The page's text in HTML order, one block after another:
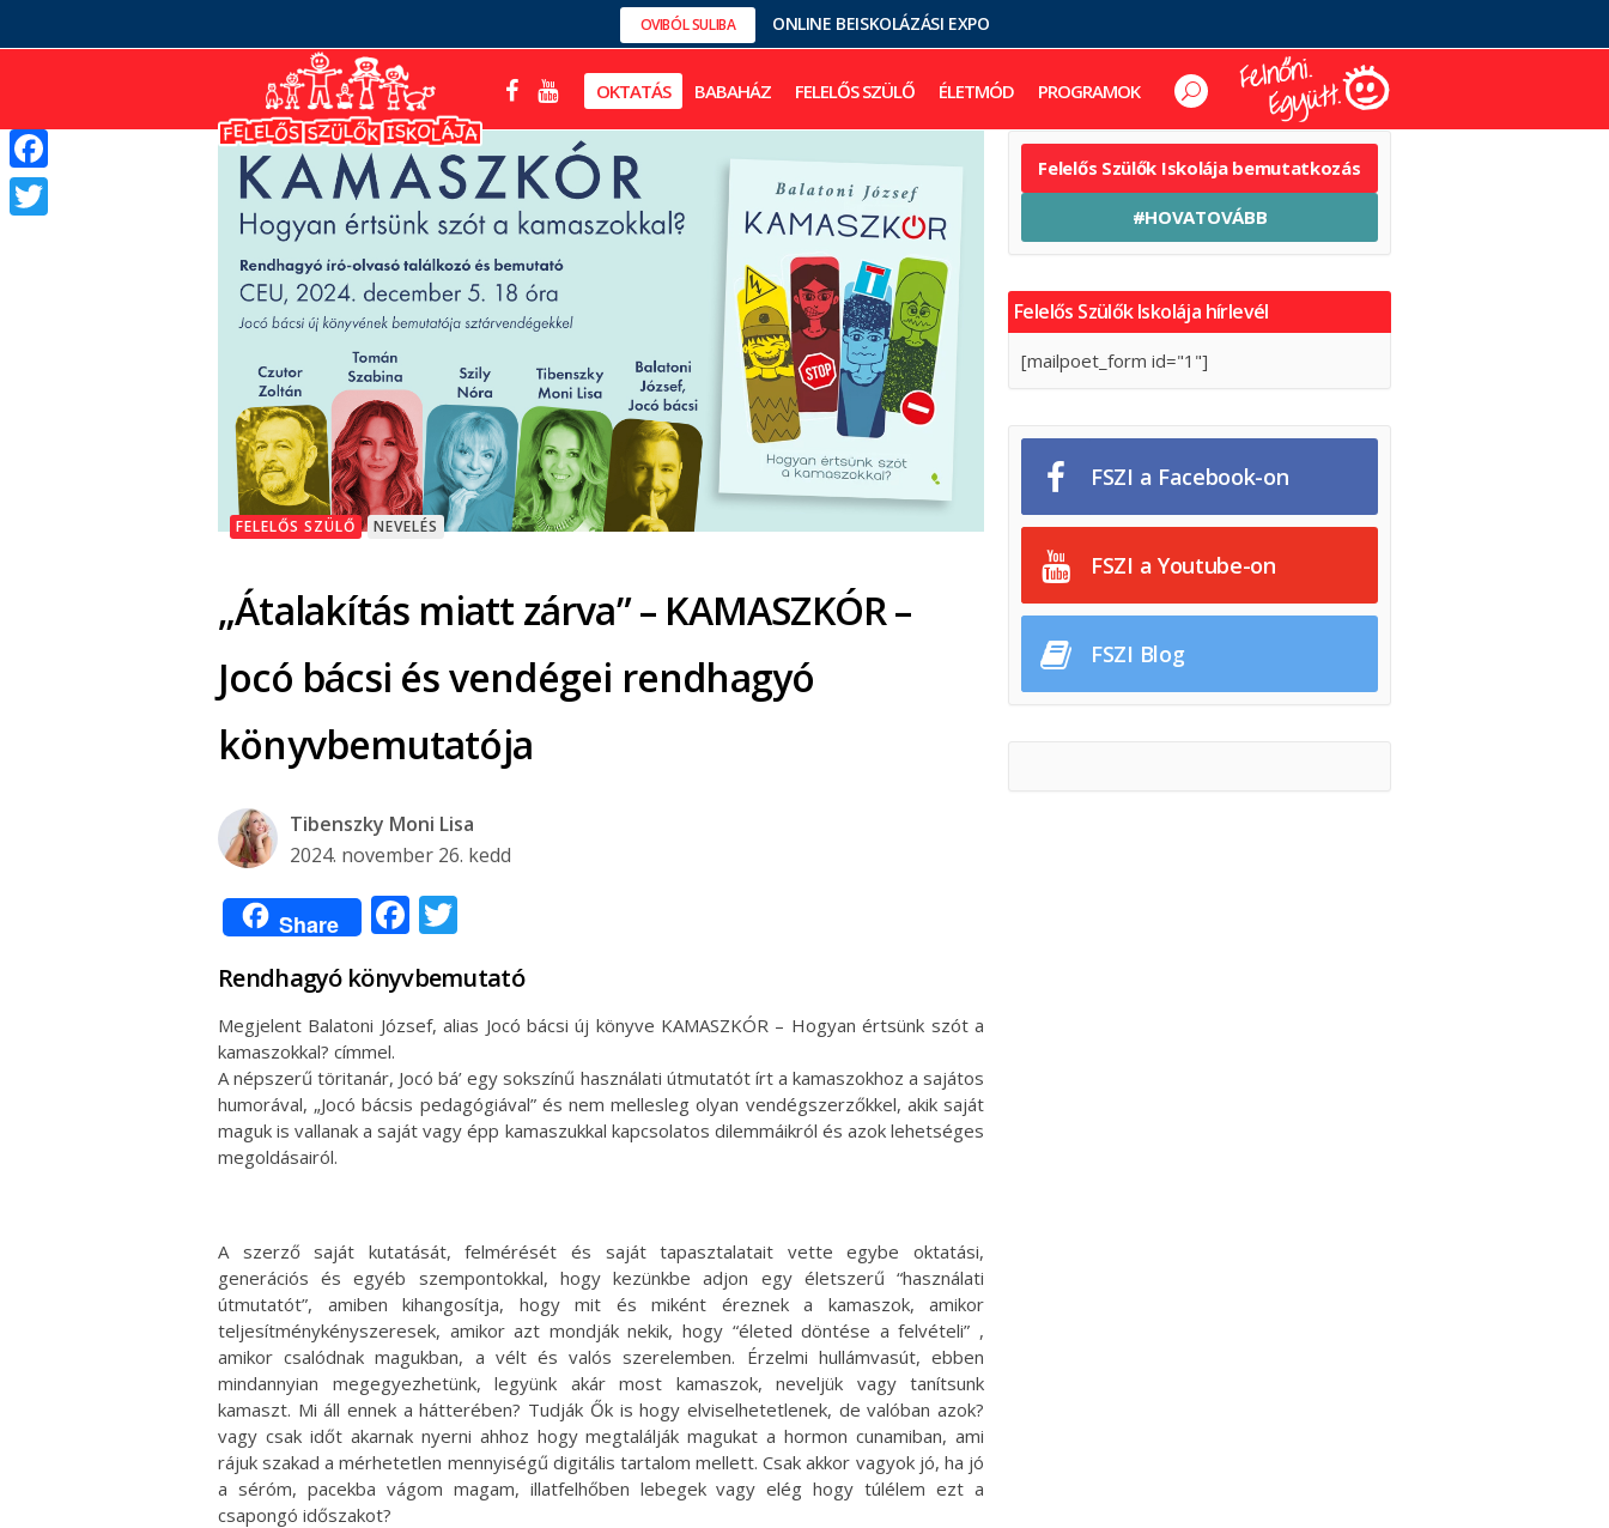
OVIBÓL SULIBA ONLINE BEISKOLÁZÁSI EXPO
OKTATÁS BABAHÁZ FELELŐS SZÜLŐ ÉLETMÓD PROGRAMOK
FELELŐS SZÜLŐ NEVELÉS
„Átalakítás miatt zárva” – KAMASZKÓR –
Jocó bácsi és vendégei rendhagyó
könyvbemutatója
Tibenszky Moni Lisa
2024. november 26. kedd
Share Facebook
Rendhagyó könyvbemutató
Megjelent Balatoni József, alias Jocó bácsi új könyve KAMASZKÓR – Hogyan értsünk szót a
kamaszokkal? címmel.
A népszerű töritanár, Jocó bá’ egy sokszínű használati útmutatót írt a kamaszokhoz a sajátos
humorával, „Jocó bácsis pedagógiával” és nem mellesleg olyan vendégszerzőkkel, akik saját
maguk is vallanak a saját vagy épp kamaszukkal kapcsolatos dilemmáikról és azok lehetséges
megoldásairól.
A szerző saját kutatását, felmérését és saját tapasztalatait vette egybe oktatási,
generációs és egyéb szempontokkal, hogy kezünkbe adjon egy életszerű “használati
útmutatót”, amiben kihangosítja, hogy mit és miként éreznek a kamaszok, amikor
teljesítménykényszeresek, amikor azt mondják nekik, hogy “életed döntése a felvételi” ,
amikor csalódnak magukban, a vélt és valós szerelemben. Érzelmi hullámvasút, ebben
mindannyian megegyezhetünk, legyünk akár most kamaszok, neveljük vagy tanítsunk
kamaszt. Mi áll ennek a hátterében? Tudják Ők is hogy elviselhetetlenek, de valóban azok?
vagy csak időt akarnak nyerni ahhoz hogy megtalálják magukat a hormon cunamiban, ami
rájuk szakad a mérhetetlen mennyiségű digitális tartalom mellett. Csak akkor vagyok jó, ha jó
a séróm, pacekba vágom magam, illatfelhőben lebegek vagy elég hogy túlélem ezt a
csapongó időszakot?
Felelős Szülők Iskolája bemutatkozás
#HOVATOVÁBB
Felelős Szülők Iskolája hírlevél
[mailpoet_form id="1"]
FSZI a Facebook-on
FSZI a Youtube-on
FSZI Blog
Facebook